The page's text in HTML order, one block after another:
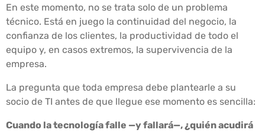
En este momento, no se trata solo de un problema
técnico. Está en juego la continuidad del negocio, la
confianza de los clientes, la productividad de todo el
equipo y, en casos extremos, la supervivencia de la
empresa.
La pregunta que toda empresa debe plantearle a su
socio de TI antes de que llegue ese momento es sencilla:
Cuando la tecnología falle —y fallará—, ¿quién acudirá